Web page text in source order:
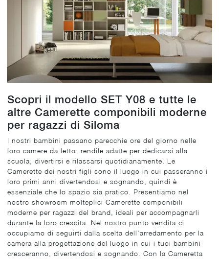
Scopri il modello SET Y08 e tutte le
altre Camerette componibili moderne
per ragazzi di Siloma
I nostri bambini passano parecchie ore del giorno nelle
loro camere da letto: rendile adatte per dedicarsi alla
scuola, divertirsi e rilassarsi quotidianamente. Le
Camerette dei nostri figli sono il luogo in cui passeranno i
loro primi anni divertendosi e sognando, quindi è
essenziale che lo spazio sia pratico. Presentiamo nel
nostro showroom molteplici Camerette componibili
moderne per ragazzi del brand, ideali per accompagnarli
durante la loro crescita. Nel nostro punto vendita ci
occupiamo di seguirti dalla scelta dell'arredamento per la
camera alla progettazione del luogo in cui i tuoi bambini
cresceranno, divertendosi e sognando. Con la Cameretta